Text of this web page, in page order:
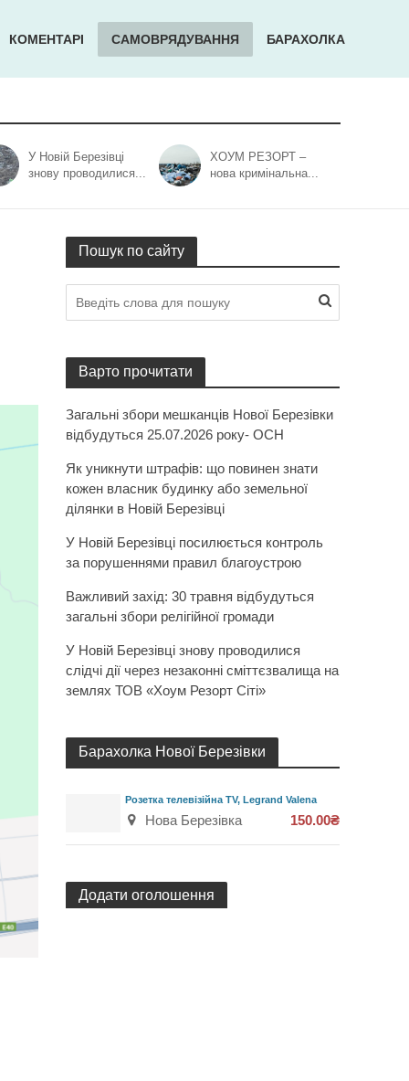
КОМЕНТАРІ САМОВРЯДУВАННЯ БАРАХОЛКА
У Новій Березівці
знову проводилися...
ХОУМ РЕЗОРТ –
нова кримінальна...
Пошук по сайту
Варто прочитати
Загальні збори мешканців Нової Березівки
відбудуться 25.07.2026 року- ОСН
Як уникнути штрафів: що повинен знати
кожен власник будинку або земельної
ділянки в Новій Березівці
У Новій Березівці посилюється контроль
за порушеннями правил благоустрою
Важливий захід: 30 травня відбудуться
загальні збори релігійної громади
У Новій Березівці знову проводилися
слідчі дії через незаконні сміттєзвалища на
землях ТОВ «Хоум Резорт Сіті»
Барахолка Нової Березівки
Розетка телевізійна TV, Legrand Valena
Нова Березівка 150.00₴
Додати оголошення